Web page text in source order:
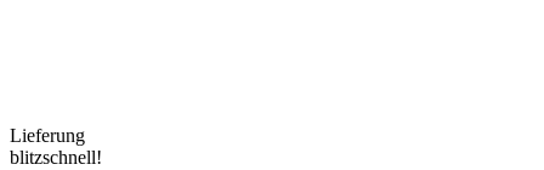
Lieferung
blitzschnell!